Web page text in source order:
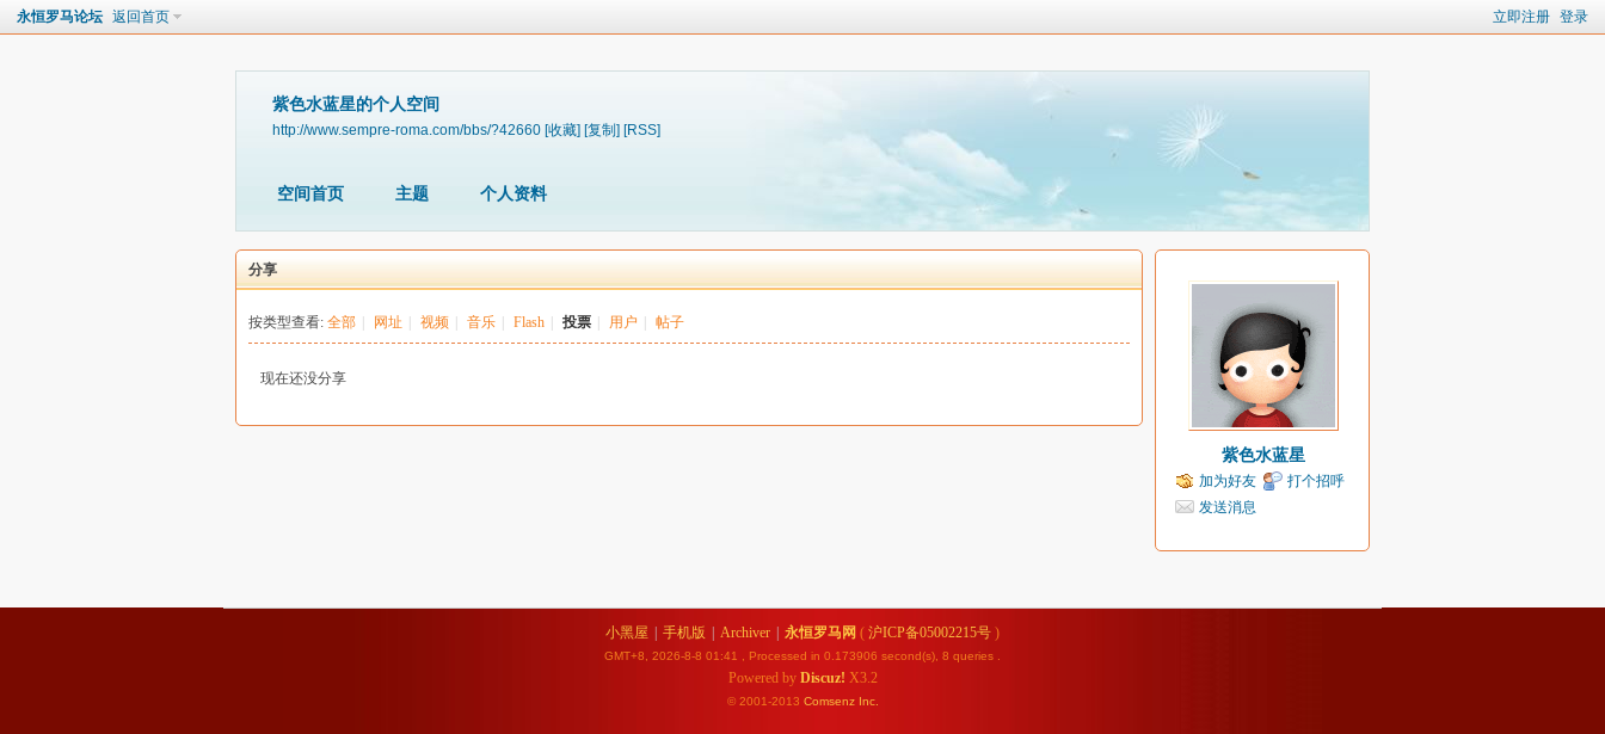
立即注册 登录
永恒罗马论坛 返回首页
紫色水蓝星的个人空间
http://www.sempre-roma.com/bbs/?42660 [收藏] [复制] [RSS]
空间首页 主题 个人资料
分享
按类型查看: 全部 网址 视频 音乐 Flash 投票 用户 帖子
现在还没分享
紫色水蓝星
加为好友
打个招呼
发送消息
小黑屋 手机版 Archiver 永恒罗马网 ( 沪ICP备05002215号 )
GMT+8, 2026-8-8 01:41 , Processed in 0.173906 second(s), 8 queries .
Powered by Discuz! X3.2
© 2001-2013 Comsenz Inc.